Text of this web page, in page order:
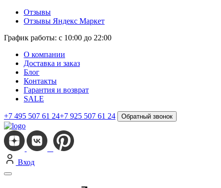
Отзывы
Отзывы Яндекс Маркет
График работы: с 10:00 до 22:00
О компании
Доставка и заказ
Блог
Контакты
Гарантия и возврат
SALE
+7 495 507 61 24+7 925 507 61 24 Обратный звонок
Вход